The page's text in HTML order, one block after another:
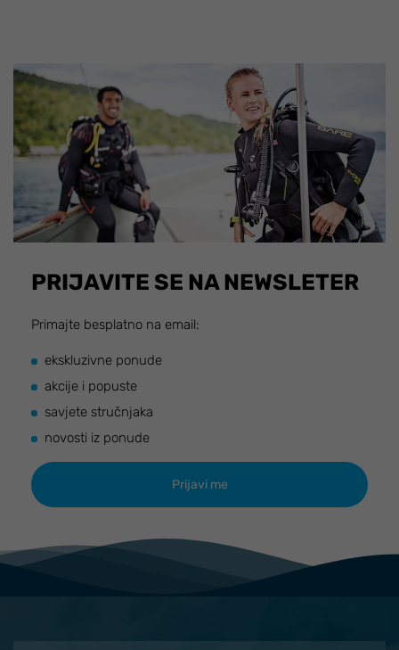
PRIJAVITE SE NA NEWSLETER
Primajte besplatno na email:
ekskluzivne ponude
akcije i popuste
savjete stručnjaka
novosti iz ponude